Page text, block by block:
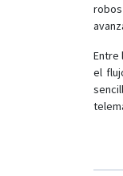
Entre
el